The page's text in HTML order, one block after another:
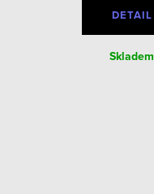
DETAIL
Skladem